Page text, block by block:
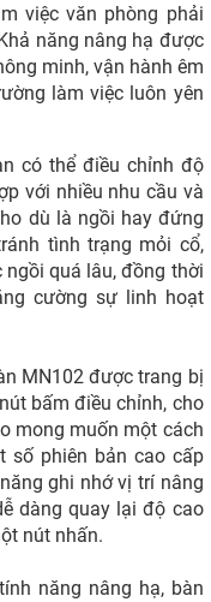
việc văn phòng phải
năng nâng hạ được
minh, vận hành êm
làm việc luôn yên
có thể điều chỉnh độ
với nhiều nhu cầu và
dù là ngồi hay đứng
tình trạng mỏi cổ,
quá lâu, đồng thời
cường sự linh hoạt
MN102 được trang bị
bấm điều chỉnh, cho
mong muốn một cách
số phiên bản cao cấp
ghi nhớ vị trí nâng
dàng quay lại độ cao
nút nhấn.
năng nâng hạ, bàn